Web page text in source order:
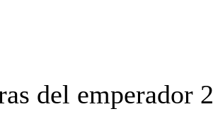
del emperador 2